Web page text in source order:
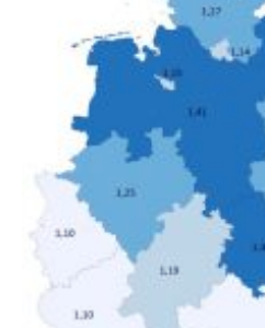
verändert hat. Das Ergebnis:
hohen Einkommen (oberstes
Nettoäquivalenzeinkommen)
Anstieg des Mietanteils am
hinnehmen mussten, nahm
Menschen mit…